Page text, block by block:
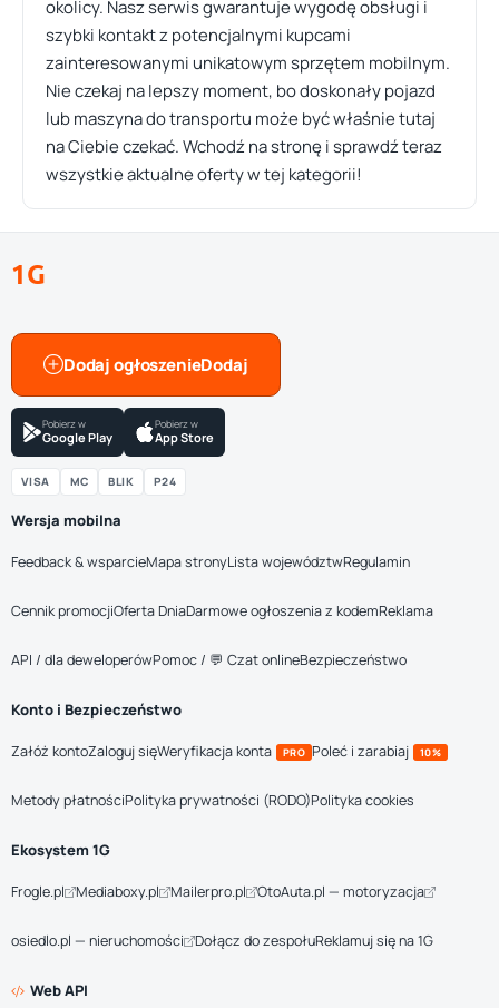
okolicy. Nasz serwis gwarantuje wygodę obsługi i
szybki kontakt z potencjalnymi kupcami
zainteresowanymi unikatowym sprzętem mobilnym.
Nie czekaj na lepszy moment, bo doskonały pojazd
lub maszyna do transportu może być właśnie tutaj
na Ciebie czekać. Wchodź na stronę i sprawdź teraz
wszystkie aktualne oferty w tej kategorii!
1G
Dodaj ogłoszenie
Pobierz w
Google Play
Pobierz w
App Store
VISA MC BLIK P24
Wersja mobilna
Feedback & wsparcieMapa stronyLista województwRegulamin
Cennik promocjiOferta DniaDarmowe ogłoszenia z kodemReklama
API / dla deweloperówPomoc / 💬 Czat onlineBezpieczeństwo
Konto i Bezpieczeństwo
Załóż kontoZaloguj sięWeryfikacja konta PRO Poleć i zarabiaj 10%
Metody płatnościPolityka prywatności (RODO)Polityka cookies
Ekosystem 1G
Frogle.pl Mediaboxy.pl Mailerpro.pl OtoAuta.pl — motoryzacja
osiedlo.pl — nieruchomości Dołącz do zespołuReklamuj się na 1G
Web API